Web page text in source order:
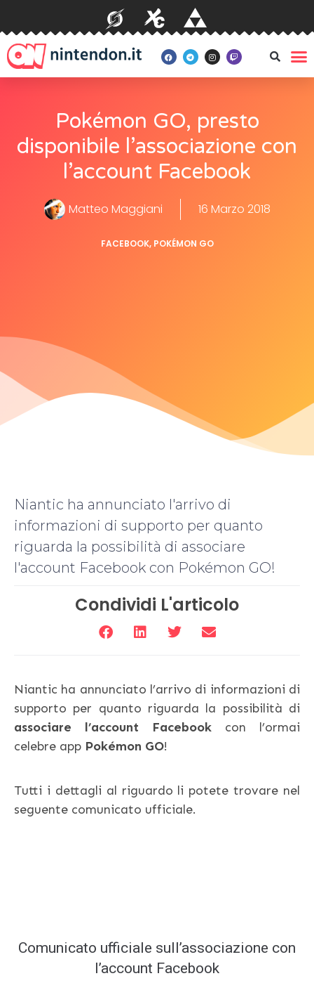
Pokémon GO, presto
disponibile l’associazione con
l’account Facebook
Matteo Maggiani 16 Marzo 2018
FACEBOOK, POKÉMON GO
Niantic ha annunciato l'arrivo di
informazioni di supporto per quanto
riguarda la possibilità di associare
l'account Facebook con Pokémon GO!
Condividi L'articolo
Niantic ha annunciato l’arrivo di informazioni di
supporto per quanto riguarda la possibilità di
associare l’account Facebook con l’ormai
celebre app Pokémon GO!
Tutti i dettagli al riguardo li potete trovare nel
seguente comunicato ufficiale.
Comunicato ufficiale sull’associazione con
l’account Facebook